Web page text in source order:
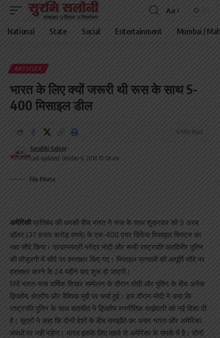
Font
Resizer
Aa
National State Social Entertainment Mumbai /
ARTICLES
भारत के लिए क्यों जरूरी थी रूस के साथ S-
400 मिसाइल डील
Last updated: October 6, 2018 10:08 am
Surabhi Saloni
6 Min Read
File Photo
अमेरिकीप्रतिबंध की धमकी बीच भारत ने रूस के साथ शुक्रवार को 5 अरब
डॉलर (37 हजार करोड़ रुपये) के एस-400 एयर डिफेंस मिसाइल सिस्टम का
रक्षा सौदे किया। प्रधानमंत्री नरेंद्र मोदी और रूसी राष्ट्रपति व्लादिमीर पुतिन
की मौजूदगी में सौदे पर हस्ताक्षर किए गए। मिसाइल प्रणाली की आपूर्ति सौदे पर
हस्ताक्षर करने के 24 महीने बाद शुरू हो जाएगी।
19वें भारत-रूस वार्षिक शिखर सम्मेलन के दौरान मोदी और पुतिन के बीच अनेक
द्विपक्षीय, क्षेत्रीय और वैश्विक मुद्दों पर चर्चा हुई। इस दौरान मोदी ने कहा कि
राष्ट्रपति पुतिन के साथ बातचीत ने द्विपक्षीय रणनीतिक साझेदारी को नई दिशा दी
है। सूत्रों ने कहा कि दोनों देशों के बीच समझौते का असर भारत और अमेरिका
संबंधों पर नहीं पड़ेगा। भारत इसके लिए पहले से अमेरिका के संपर्क में है। दोनों